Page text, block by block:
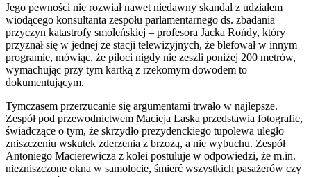
Jego pewności nie rozwiał nawet niedawny skandal z udziałem
wiodącego konsultanta zespołu parlamentarnego ds. zbadania
przyczyn katastrofy smoleńskiej – profesora Jacka Rońdy, który
przyznał się w jednej ze stacji telewizyjnych, że blefował w innym
programie, mówiąc, że piloci nigdy nie zeszli poniżej 200 metrów,
wymachując przy tym kartką z rzekomym dowodem to
dokumentującym.
Tymczasem przerzucanie się argumentami trwało w najlepsze.
Zespół pod przewodnictwem Macieja Laska przedstawia fotografie,
świadczące o tym, że skrzydło prezydenckiego tupolewa uległo
zniszczeniu wskutek zderzenia z brzozą, a nie wybuchu. Zespół
Antoniego Macierewicza z kolei postuluje w odpowiedzi, że m.in.
niezniszczone okna w samolocie, śmierć wszystkich pasażerów czy